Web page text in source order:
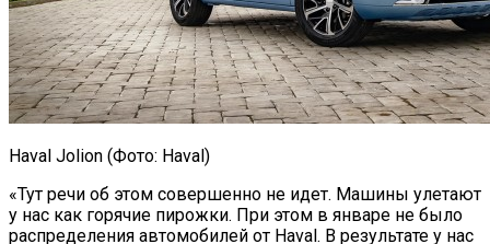
Haval Jolion (Фото: Haval)
«Тут речи об этом совершенно не идет. Машины улетают
у нас как горячие пирожки. При этом в январе не было
распределения автомобилей от Haval. В результате у нас